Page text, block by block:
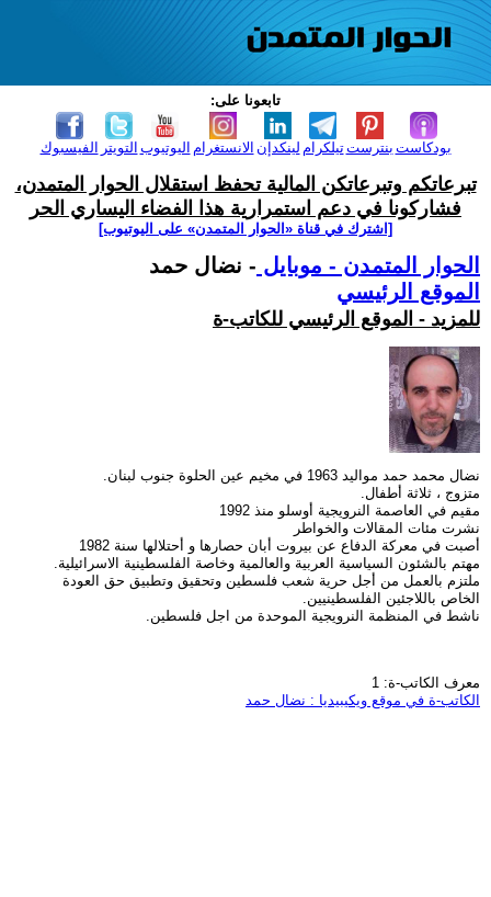
تابعونا على:
الفيسبوك التويتر اليوتيوب الانستغرام لينكدإن تيلكرامبنترست بودكاست
تبرعاتكم وتبرعاتكن المالية تحفظ استقلال الحوار المتمدن،
فشاركونا في دعم استمرارية هذا الفضاء اليساري الحر
[اشترك في قناة ‫«الحوار المتمدن» على اليوتيوب]
الحوار المتمدن - موبايل - نضال حمد
الموقع الرئيسي
للمزيد - الموقع الرئيسي للكاتب-ة
نضال محمد حمد مواليد 1963 في مخيم عين الحلوة جنوب لبنان.
متزوج ، ثلاثة أطفال.
مقيم في العاصمة النرويجية أوسلو منذ 1992
نشرت مئات المقالات والخواطر
أصبت في معركة الدفاع عن بيروت أبان حصارها و أحتلالها سنة 1982
مهتم بالشئون السياسية العربية والعالمية وخاصة الفلسطينية الاسرائيلية.
ملتزم بالعمل من أجل حرية شعب فلسطين وتحقيق وتطبيق حق العودة
الخاص باللاجئين الفلسطينيين.
ناشط في المنظمة النرويجية الموحدة من اجل فلسطين.
معرف الكاتب-ة: 1
الكاتب-ة في موقع ويكيبيديا : نضال حمد